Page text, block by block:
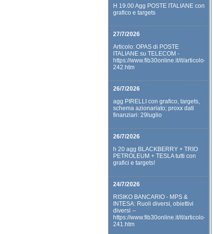
H 19.00 Agg POSTE ITALIANE con
grafico e targets
27/7/2026
Articolo: OPAS di POSTE
ITALIANE su TELECOM -
https://www.fib30online.it/it/articolo-
242.htm
26/7/2026
agg PIRELLI con grafico, targets,
schema azionariato; proxx dati
finanziari: 29luglio
26/7/2026
h 20 agg BLACKBERRY + TRIO
PETROLEUM + TESLA tutti con
grafici e targets!
24/7/2026
RISIKO BANCARIO - MPS &
INTESA: Ruoli diversi, obiettivi
diversi --
https://www.fib30online.it/it/articolo-
241.htm